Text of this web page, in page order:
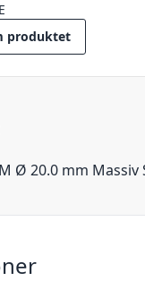
produktet
Ø 20.0 mm Massiv